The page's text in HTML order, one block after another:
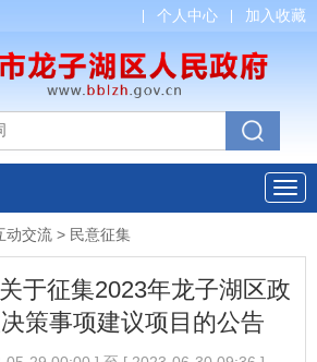
个人中心 加入收藏
动交流 > 民意征集
于征集2023年龙子湖区政
策事项建议项目的公告